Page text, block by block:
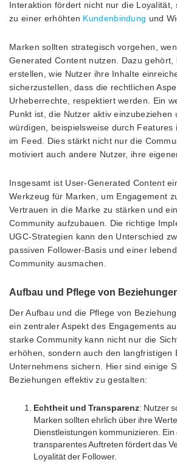
Interaktion fördert nicht nur die Loyalität,
zu einer erhöhten Kundenbindung und
Marken sollten strategisch vorgehen,
Generated Content nutzen. Dazu gehört,
erstellen, wie Nutzer ihre Inhalte
sicherzustellen, dass die rechtlichen
Urheberrechte, respektiert werden. Ein
Punkt ist, die Nutzer aktiv einzubeziehen
würdigen, beispielsweise durch Features
im Feed. Dies stärkt nicht nur die
motiviert auch andere Nutzer, ihre
Insgesamt ist User-Generated Content
Werkzeug für Marken, um Engagement
Vertrauen in die Marke zu stärken und
Community aufzubauen. Die richtige
UGC-Strategien kann den Unterschied
passiven Follower-Basis und einer
Community ausmachen.
Aufbau und Pflege von
Der Aufbau und die Pflege von
ein zentraler Aspekt des Engagements
starke Community kann nicht nur die
erhöhen, sondern auch den langfristigen
Unternehmens sichern. Hier sind einige
Beziehungen effektiv zu gestalten:
Echtheit und Transparenz: Nutzer
Marken sollten ehrlich über ihre
Dienstleistungen kommunizieren. Ein
transparentes Auftreten fördert das
Loyalität der Follower.